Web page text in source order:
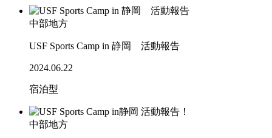
中部地方
USF Sports Camp in 静岡 活動報告
2024.06.22
宿泊型
中部地方